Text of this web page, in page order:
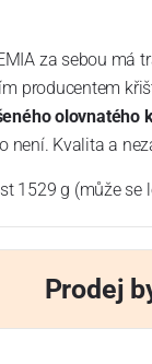
za sebou má
producentem
olovnatého
není. Kvalita a
1529 g (může se
Prodej